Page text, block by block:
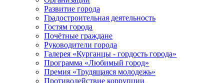
Развитие города
Градостроительная деятельность
Гостям города
Почётные граждане
Руководители города
Галерея «Курганцы - гордость города»
Программа «Любимый город»
Премия «Трудящаяся молодежь»
Противодействие коррупции